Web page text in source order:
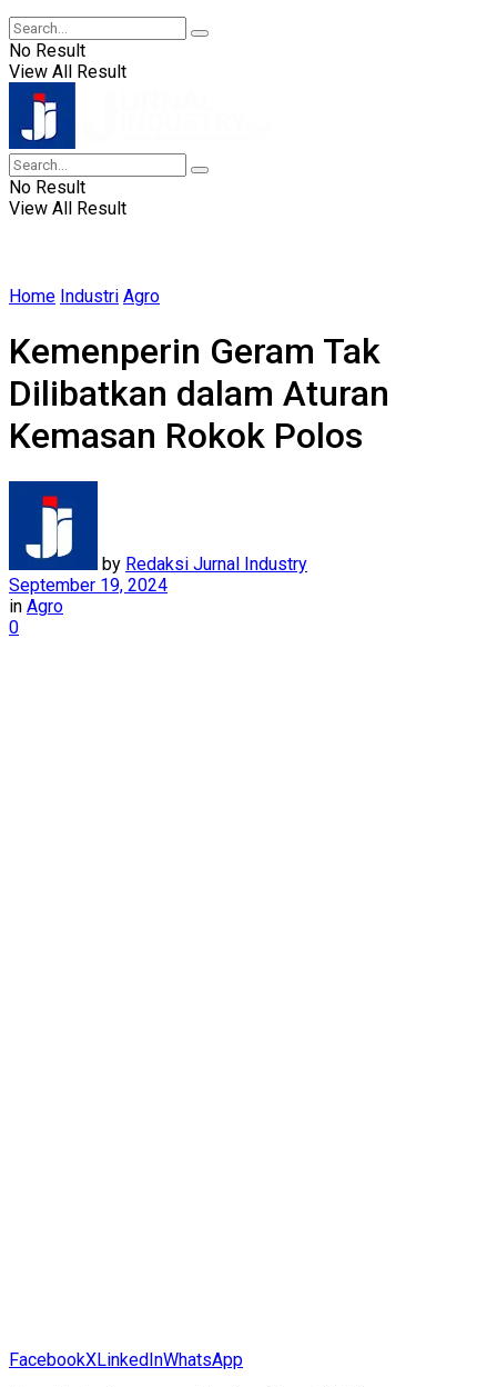
No Result
View All Result
No Result
View All Result
Home Industri Agro
Kemenperin Geram Tak
Dilibatkan dalam Aturan
Kemasan Rokok Polos
by Redaksi Jurnal Industry
September 19, 2024
in Agro
0
FacebookXLinkedInWhatsApp